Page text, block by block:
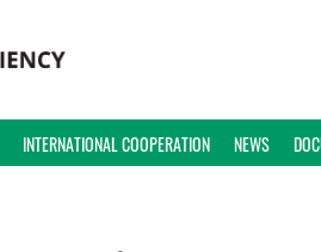
INTERNATIONAL COOPERATION NEWS